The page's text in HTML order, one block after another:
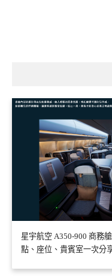
星宇航空 A350-900 商務
點、座位、貴賓室一次分